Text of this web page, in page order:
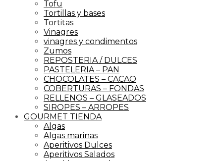
Tofu
Tortillas y bases
Tortitas
Vinagres
vinagres y condimentos
Zumos
REPOSTERIA / DULCES
PASTELERIA – PAN
CHOCOLATES – CACAO
COBERTURAS – FONDAS
RELLENOS – GLASEADOS
SIROPES – ARROPES
GOURMET TIENDA
Algas
Algas marinas
Aperitivos Dulces
Aperitivos Salados